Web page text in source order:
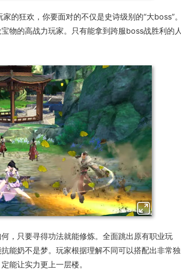
的狂欢，你要面对的不仅是史诗级别的“大boss”。
物的高战力玩家。只有能拿到跨服boss战胜利的人
，只要寻得功法就能修炼。全面跳出原有职业玩
能奶不是梦。玩家根据理解不同可以搭配出非常独
能让实力更上一层楼。